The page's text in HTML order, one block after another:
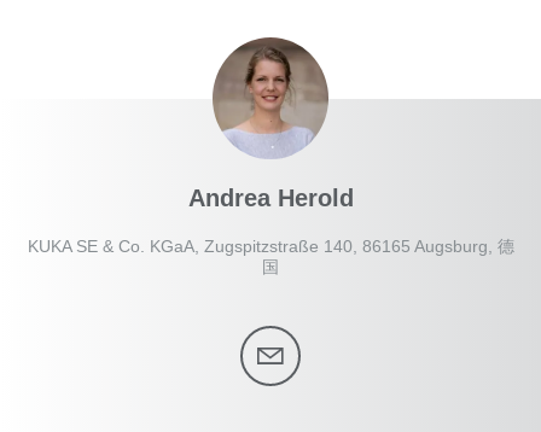
Andrea Herold
KUKA SE & Co. KGaA, Zugspitzstraße 140, 86165 Augsburg, 德
国